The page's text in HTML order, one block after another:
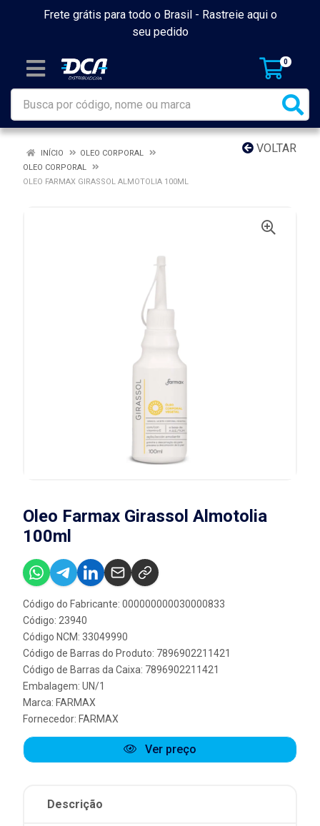
Frete grátis para todo o Brasil - Rastreie aqui o
seu pedido
0
VOLTAR
INÍCIO
OLEO CORPORAL
OLEO CORPORAL
OLEO FARMAX GIRASSOL ALMOTOLIA 100ML
Oleo Farmax Girassol Almotolia
100ml
Código do Fabricante: 000000000030000833
Código: 23940
Código NCM: 33049990
Código de Barras do Produto: 7896902211421
Código de Barras da Caixa: 7896902211421
Embalagem: UN/1
Marca: FARMAX
Fornecedor: FARMAX
Ver preço
Descrição